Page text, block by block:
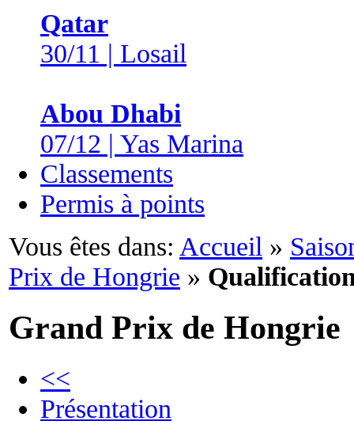
Qatar
30/11 | Losail
Abou Dhabi
07/12 | Yas Marina
Classements
Permis à points
Vous êtes dans: Accueil »
Prix de Hongrie »
Grand Prix de Hongrie
<<
Présentation